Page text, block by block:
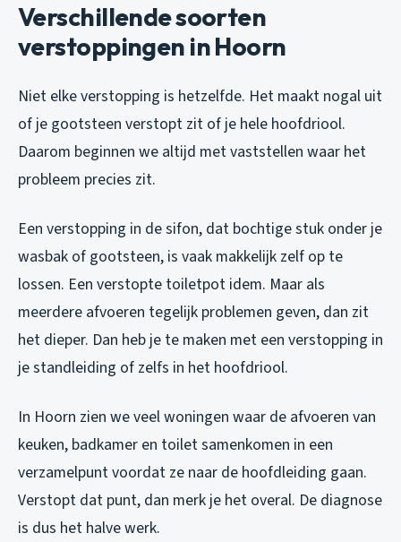
Verschillende soorten
verstoppingen in Hoorn
Niet elke verstopping is hetzelfde. Het maakt nogal uit
of je gootsteen verstopt zit of je hele hoofdriool.
Daarom beginnen we altijd met vaststellen waar het
probleem precies zit.
Een verstopping in de sifon, dat bochtige stuk onder je
wasbak of gootsteen, is vaak makkelijk zelf op te
lossen. Een verstopte toiletpot idem. Maar als
meerdere afvoeren tegelijk problemen geven, dan zit
het dieper. Dan heb je te maken met een verstopping in
je standleiding of zelfs in het hoofdriool.
In Hoorn zien we veel woningen waar de afvoeren van
keuken, badkamer en toilet samenkomen in een
verzamelpunt voordat ze naar de hoofdleiding gaan.
Verstopt dat punt, dan merk je het overal. De diagnose
is dus het halve werk.